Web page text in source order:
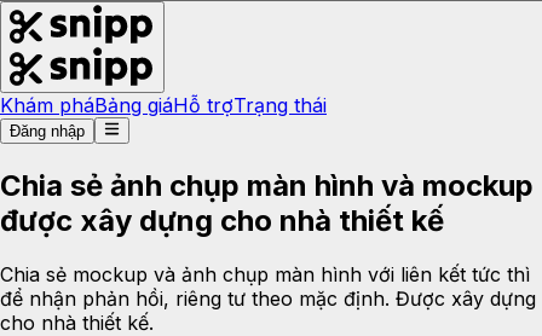
Khám pháBảng giáHỗ trợTrạng thái
Đăng nhập
Chia sẻ ảnh chụp màn hình và mockup
được xây dựng cho nhà thiết kế
Chia sẻ mockup và ảnh chụp màn hình với liên kết tức thì
để nhận phản hồi, riêng tư theo mặc định. Được xây dựng
cho nhà thiết kế.